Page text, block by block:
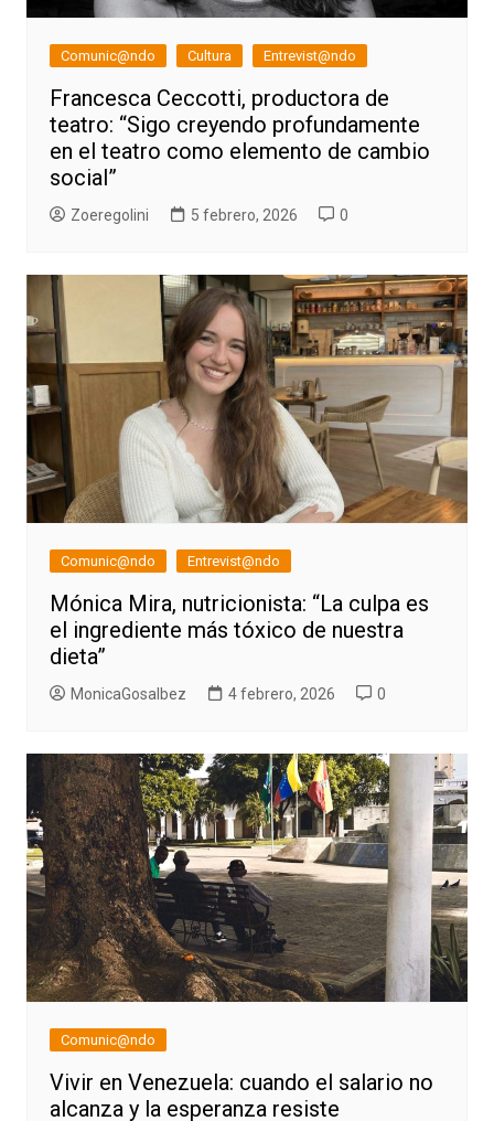
Comunic@ndo Cultura Entrevist@ndo
Francesca Ceccotti, productora de
teatro: “Sigo creyendo profundamente
en el teatro como elemento de cambio
social”
Zoeregolini 5 febrero, 2026 0
Comunic@ndo Entrevist@ndo
Mónica Mira, nutricionista: “La culpa es
el ingrediente más tóxico de nuestra
dieta”
MonicaGosalbez 4 febrero, 2026 0
Comunic@ndo
Vivir en Venezuela: cuando el salario no
alcanza y la esperanza resiste